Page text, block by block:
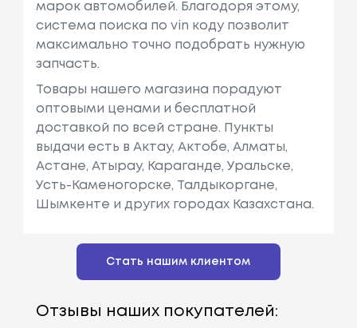
марок автомобилей. Благодоря этому,
система поиска по vin коду позволит
максимально точно подобрать нужную
запчасть.
Товары нашего магазина порадуют
оптовыми ценами и бесплатной
доставкой по всей стране. Пункты
выдачи есть в Актау, Актобе, Алматы,
Астане, Атырау, Караганде, Уральске,
Усть-Каменогорске, Талдыкоргане,
Шымкенте и других городах Казахстана.
Стать нашим клиентом
Отзывы наших покупателей: